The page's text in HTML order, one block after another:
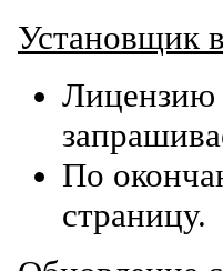
Установщик
Лицензию
По
страницу.